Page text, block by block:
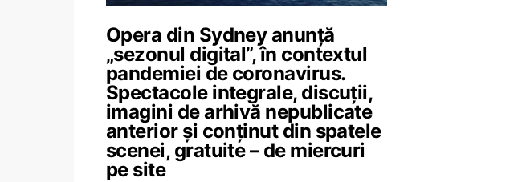
Opera din Sydney anunţă
„sezonul digital”, în contextul
pandemiei de coronavirus.
Spectacole integrale, discuţii,
imagini de arhivă nepublicate
anterior şi conţinut din spatele
scenei, gratuite – de miercuri
pe site